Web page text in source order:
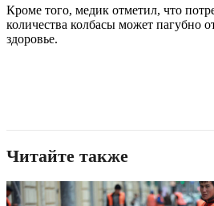
Кроме того, медик отметил, что
количества колбасы может пагубно
здоровье.
Читайте также